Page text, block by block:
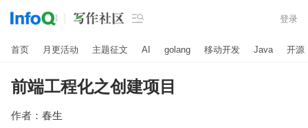
 登录
首页 月更活动 主题征文 AI golang 移动开发 Java 开源
前端工程化之创建项目
作者： 春生